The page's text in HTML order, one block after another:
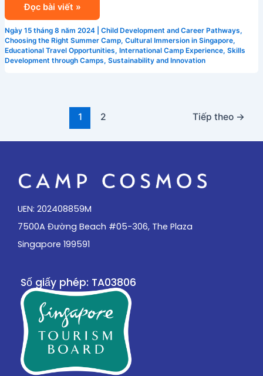
Đọc bài viết »
Ngày 15 tháng 8 năm 2024 Child Development and Career Pathways,
Choosing the Right Summer Camp, Cultural Immersion in Singapore,
Educational Travel Opportunities, International Camp Experience, Skills
Development through Camps, Sustainability and Innovation
1 2 Tiếp theo →
UEN: 202408859M
7500A Đường Beach #05-306, The Plaza
Singapore 199591
Số giấy phép: TA03806